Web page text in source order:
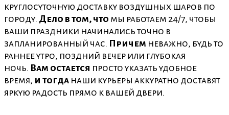
круглосуточную доставку воздушных шаров по
городу. Дело в том, что мы работаем 24/7, чтобы
ваши праздники начинались точно в
запланированный час. Причем неважно, будь то
раннее утро, поздний вечер или глубокая
ночь. Вам остается просто указать удобное
время, и тогда наши курьеры аккуратно доставят
яркую радость прямо к вашей двери.